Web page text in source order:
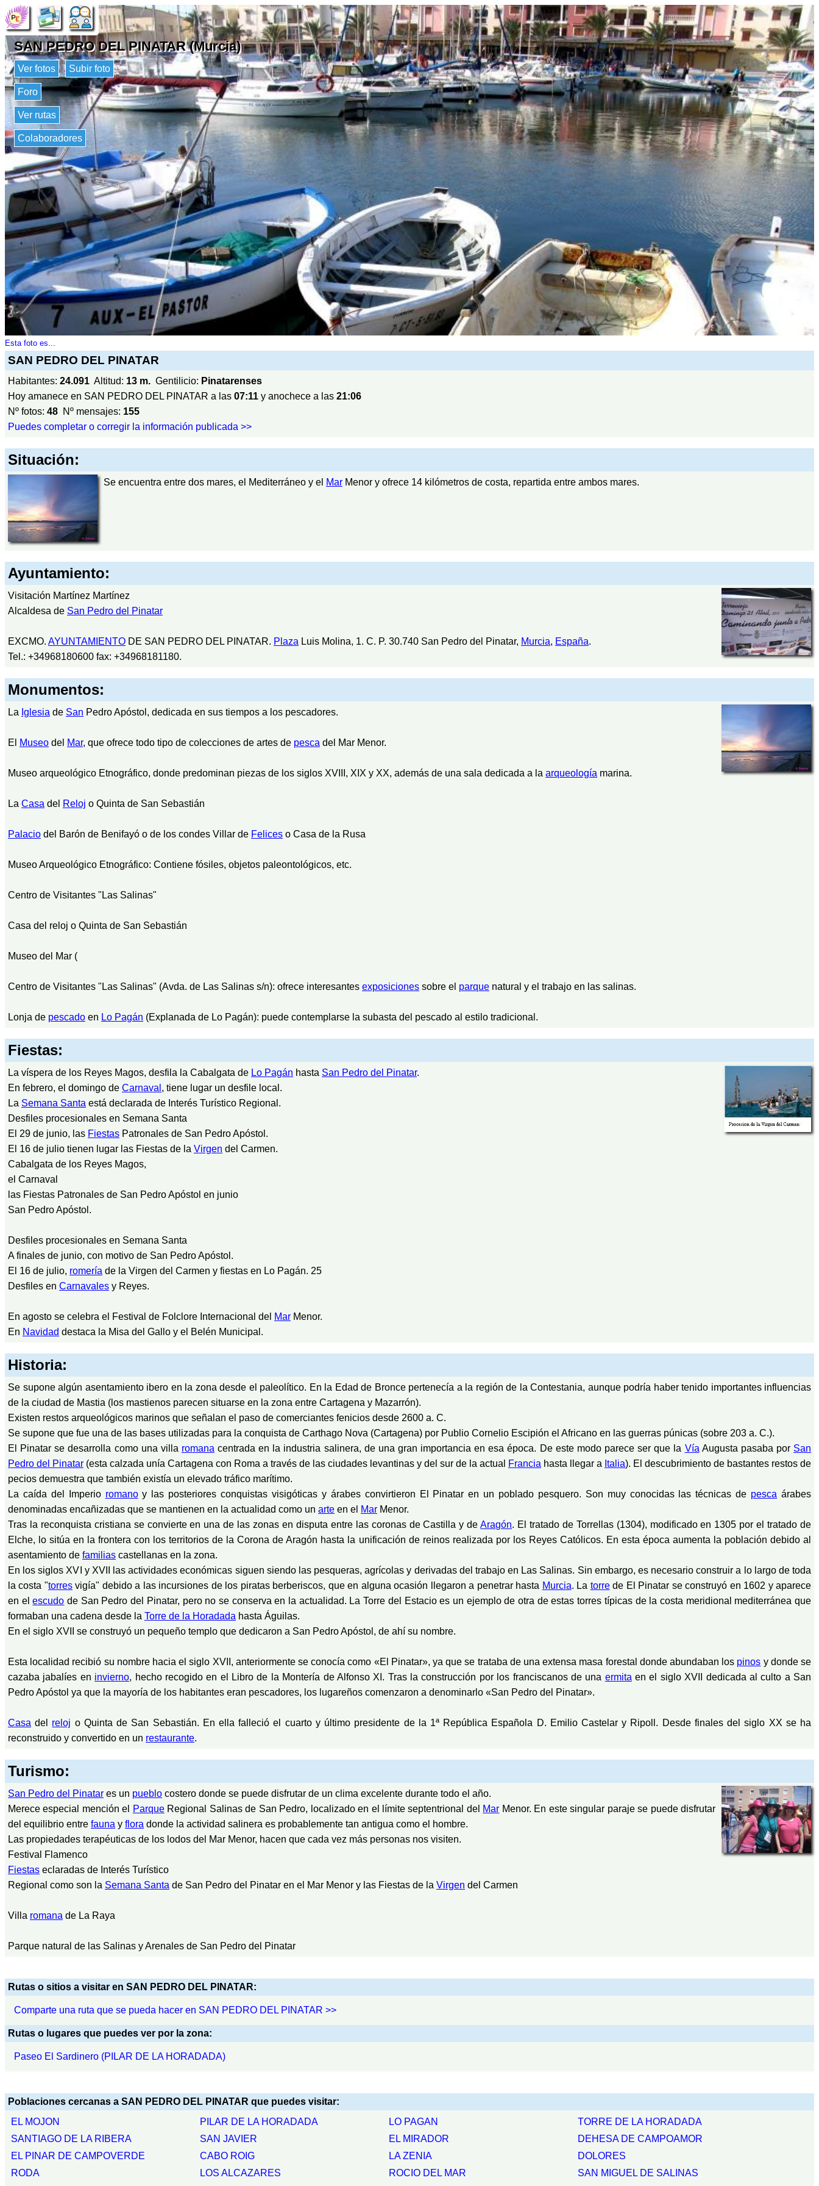
SAN PEDRO DEL PINATAR (Murcia)
Ver fotos Subir foto
Foro
Ver rutas
Colaboradores
Esta foto es...
SAN PEDRO DEL PINATAR
Habitantes: 24.091 Altitud: 13 m. Gentilicio: Pinatarenses
Hoy amanece en SAN PEDRO DEL PINATAR a las 07:11 y anochece a las 21:06
Nº fotos: 48 Nº mensajes: 155
Puedes completar o corregir la información publicada >>
Situación:
Se encuentra entre dos mares, el Mediterráneo y el MarMenor y ofrece 14 kilómetros de costa, repartida entre ambos mares.
Ayuntamiento:
Visitación Martínez Martínez
Alcaldesa de San Pedro del Pinatar
EXCMO. AYUNTAMIENTO DE SAN PEDRO DEL PINATAR. Plaza Luis Molina, 1. C. P. 30.740 San Pedro del Pinatar, Murcia, España.
Tel.: +34968180600 fax: +34968181180.
Monumentos:
La Iglesia de San Pedro Apóstol, dedicada en sus tiempos a los pescadores.
El Museo del Mar, que ofrece todo tipo de colecciones de artes de pesca del Mar Menor.
Museo arqueológico Etnográfico, donde predominan piezas de los siglos XVIII, XIX y XX, además de una sala dedicada a la arqueología marina.
La Casa del Reloj o Quinta de San Sebastián
Palacio del Barón de Benifayó o de los condes Villar de Felices o Casa de la Rusa
Museo Arqueológico Etnográfico: Contiene fósiles, objetos paleontológicos, etc.
Centro de Visitantes "Las Salinas"
Casa del reloj o Quinta de San Sebastián
Museo del Mar (
Centro de Visitantes "Las Salinas" (Avda. de Las Salinas s/n): ofrece interesantes exposiciones sobre el parque natural y el trabajo en las salinas.
Lonja de pescado en Lo Pagán (Explanada de Lo Pagán): puede contemplarse la subasta del pescado al estilo tradicional.
Fiestas:
La víspera de los Reyes Magos, desfila la Cabalgata de Lo Pagán hasta San Pedro del Pinatar.
En febrero, el domingo de Carnaval , tiene lugar un desfile local.
La Semana Santa está declarada de Interés Turístico Regional.
Desfiles procesionales en Semana Santa
El 29 de junio, las Fiestas Patronales de San Pedro Apóstol.
El 16 de julio tienen lugar las Fiestas de la Virgen del Carmen.
Cabalgata de los Reyes Magos,
el Carnaval
las Fiestas Patronales de San Pedro Apóstol en junio
San Pedro Apóstol.
Desfiles procesionales en Semana Santa
A finales de junio, con motivo de San Pedro Apóstol.
El 16 de julio, romería de la Virgen del Carmen y fiestas en Lo Pagán. 25
Desfiles en Carnavales y Reyes.
En agosto se celebra el Festival de Folclore Internacional del Mar Menor.
En Navidad destaca la Misa del Gallo y el Belén Municipal.
Historia:
Se supone algún asentamiento ibero en la zona desde el paleolítico. En la Edad de Bronce pertenecía a la región de la Contestania, aunque podría haber tenido importantes influencias
de la ciudad de Mastia (los mastienos parecen situarse en la zona entre Cartagena y Mazarrón).
Existen restos arqueológicos marinos que señalan el paso de comerciantes fenicios desde 2600 a. C.
Se supone que fue una de las bases utilizadas para la conquista de Carthago Nova (Cartagena) por Publio Cornelio Escipión el Africano en las guerras púnicas (sobre 203 a. C.).
El Pinatar se desarrolla como una villa romana centrada en la industria salinera, de una gran importancia en esa época. De este modo parece ser que la Vía Augusta pasaba por San
Pedro del Pinatar (esta calzada unía Cartagena con Roma a través de las ciudades levantinas y del sur de la actual Francia hasta llegar a Italia). El descubrimiento de bastantes restos de
pecios demuestra que también existía un elevado tráfico marítimo.
La caída del Imperio romanoy las posteriores conquistas visigóticas y árabes convirtieron El Pinatar en un poblado pesquero. Son muy conocidas las técnicas de pesca árabes
denominadas encañizadas que se mantienen en la actualidad como un arte en el Mar Menor.
Tras la reconquista cristiana se convierte en una de las zonas en disputa entre las coronas de Castilla y deAragón. El tratado de Torrellas (1304), modificado en 1305 por el tratado de
Elche, lo sitúa en la frontera con los territorios de la Corona de Aragón hasta la unificación de reinos realizada por los Reyes Católicos. En esta época aumenta la población debido al
asentamiento de familias castellanas en la zona.
En los siglos XVI y XVII las actividades económicas siguen siendo las pesqueras, agrícolas y derivadas del trabajo en Las Salinas. Sin embargo, es necesario construir a lo largo de toda
la costa "torresvigía" debido a las incursiones de los piratas berberiscos, que en alguna ocasión llegaron a penetrar hasta Murcia. La torrede El Pinatar se construyó en 1602 y aparece
en elescudo de San Pedro del Pinatar, pero no se conserva en la actualidad. La Torre del Estacio es un ejemplo de otra de estas torres típicas de la costa meridional mediterránea que
formaban una cadena desde la Torre de la Horadada hasta Águilas.
En el siglo XVII se construyó un pequeño templo que dedicaron a San Pedro Apóstol, de ahí su nombre.
Esta localidad recibió su nombre hacia el siglo XVII, anteriormente se conocía como «El Pinatar», ya que se trataba de una extensa masa forestal donde abundaban los pinos y donde se
cazaba jabalíes en invierno, hecho recogido en el Libro de la Montería de Alfonso XI. Tras la construcción por los franciscanos de una ermita en el siglo XVII dedicada al culto a San
Pedro Apóstol ya que la mayoría de los habitantes eran pescadores, los lugareños comenzaron a denominarlo «San Pedro del Pinatar».
Casa del reloj o Quinta de San Sebastián. En ella falleció el cuarto y último presidente de la 1ª República Española D. Emilio Castelar y Ripoll. Desde finales del siglo XX se ha
reconstruido y convertido en un restaurante.
Turismo:
San Pedro del Pinatar es un pueblo costero donde se puede disfrutar de un clima excelente durante todo el año.
Merece especial mención el
ParqueRegional Salinas de San Pedro, localizado en el límite septentrional del Mar Menor. En este singular paraje se puede disfrutar
del equilibrio entre fauna y flora donde la actividad salinera es probablemente tan antigua como el hombre.
Las propiedades terapéuticas de los lodos del Mar Menor, hacen que cada vez más personas nos visiten.
Festival Flamenco
Fiestas eclaradas de Interés Turístico
Regional como son la Semana Santa de San Pedro del Pinatar en el Mar Menor y las Fiestas de la Virgen del Carmen
Villa romana de La Raya
Parque natural de las Salinas y Arenales de San Pedro del Pinatar
Rutas o sitios a visitar en SAN PEDRO DEL PINATAR:
Comparte una ruta que se pueda hacer en SAN PEDRO DEL PINATAR >>
Rutas o lugares que puedes ver por la zona:
Paseo El Sardinero (PILAR DE LA HORADADA)
Poblaciones cercanas a SAN PEDRO DEL PINATAR que puedes visitar:
EL MOJON
PILAR DE LA HORADADA LO PAGAN
TORRE DE LA HORADADA
SANTIAGO DE LA RIBERA
SAN JAVIER EL MIRADOR
DEHESA DE CAMPOAMOR
EL PINAR DE CAMPOVERDE
CABO ROIG LA ZENIA
DOLORES
RODA
LOS ALCAZARES ROCIO DEL MAR
SAN MIGUEL DE SALINAS